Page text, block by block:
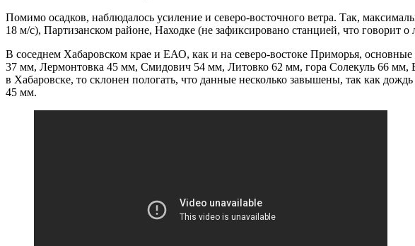
Помимо осадков, наблюдалось усиление и северо-восточного ветра. Так,
18 м/с), Партизанском районе, Находке (не зафиксировано станцией, что говорит о
В соседнем Хабаровском крае и ЕАО, как и на северо-востоке Приморья,
37 мм, Лермонтовка 45 мм, Смидович 54 мм, Литовко 62 мм, гора Солекуль 66 мм,
в Хабаровске, то склонен пологать, что данные несколько завышены, так как
45 мм.